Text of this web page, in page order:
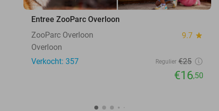
Entree ZooParc Overloon
ZooParc Overloon
9.7 star
Overloon
Verkocht: 357
Regulier €25
€16,50